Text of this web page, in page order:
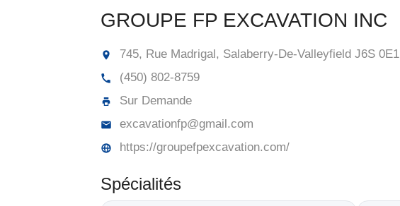
GROUPE FP EXCAVATION INC
745, Rue Madrigal, Salaberry-De-Valleyfield J6S 0E1
(450) 802-8759
Sur Demande
excavationfp@gmail.com
https://groupefpexcavation.com/
Spécialités